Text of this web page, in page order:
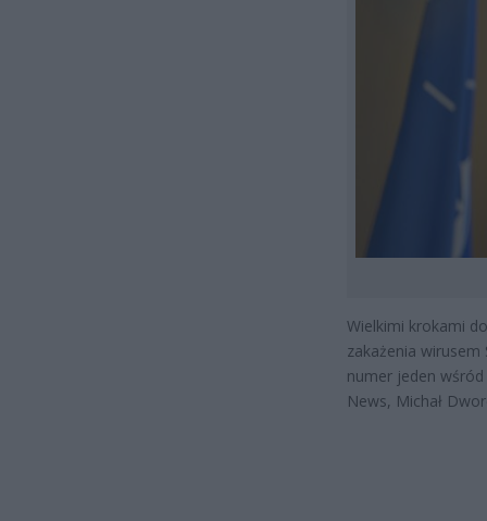
Wielkimi krokami
zakażenia wirusem
numer jeden
News, Michał